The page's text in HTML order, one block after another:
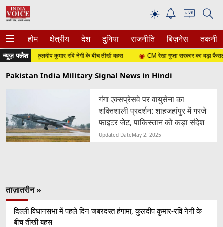
☀
होम क्षेत्रीय देश दुनिया राजनीति बिज़नेस तकनीक
न्यूज़ फ्लैश
हंगामा, कुलदीप कुमार-रवि नेगी के बीच तीखी बहस CM रेखा गुप्ता सरकार का बड़ा फैसला,
Pakistan India Military Signal News in Hindi
गंगा एक्सप्रेसवे पर वायुसेना का
शक्तिशाली प्रदर्शन: शाहजहांपुर में गरजे
फाइटर जेट, पाकिस्तान को कड़ा संदेश
Updated DateMay 2, 2025
ताज़ातरीन »
दिल्ली विधानसभा में पहले दिन जबरदस्त हंगामा, कुलदीप कुमार-रवि नेगी के
बीच तीखी बहस